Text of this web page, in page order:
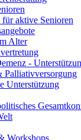
für aktive Senioren
Alter
-
Palliativversorgung
Unterstützung
Workshops